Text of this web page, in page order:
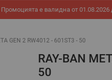
е валидна от 01.08.2026
GEN 2 RW4012 - 601ST3 - 50
RAY-BAN
50